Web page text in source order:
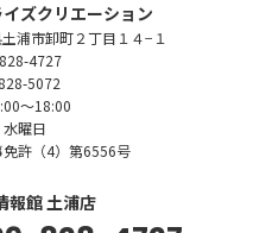
イズクリエーション
浦市卸町２丁目１４−１
828-4727
5072
～18:00
水曜日
免許（4）第6556号
報館 土浦店